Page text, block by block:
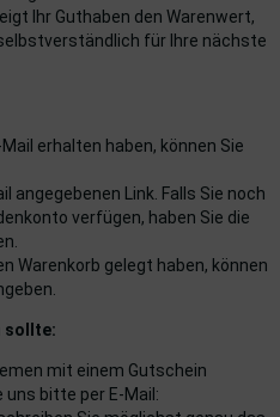
Ihr Guthaben den Warenwert,
für Ihre nächste
erhalten haben, können Sie
angegebenen Link. Falls Sie noch
verfügen, haben Sie die
Warenkorb gelegt haben, können
sollte:
mit einem Gutschein
bitte per E-Mail: